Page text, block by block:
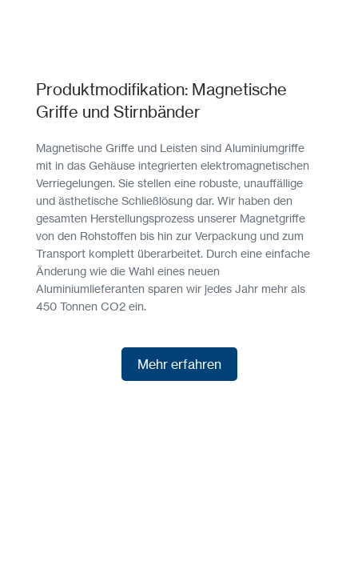
Produktmodifikation: Magnetische
Griffe und Stirnbänder
Magnetische Griffe und Leisten sind Aluminiumgriffe
mit in das Gehäuse integrierten elektromagnetischen
Verriegelungen. Sie stellen eine robuste, unauffällige
und ästhetische Schließlösung dar. Wir haben den
gesamten Herstellungsprozess unserer Magnetgriffe
von den Rohstoffen bis hin zur Verpackung und zum
Transport komplett überarbeitet. Durch eine einfache
Änderung wie die Wahl eines neuen
Aluminiumlieferanten sparen wir jedes Jahr mehr als
450 Tonnen CO2 ein.
Mehr erfahren